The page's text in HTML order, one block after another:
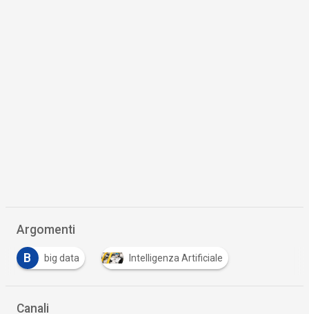
Argomenti
B big data Intelligenza Artificiale
Canali